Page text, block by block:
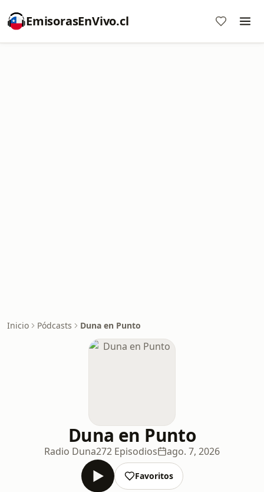
EmisorasEnVivo.cl
Inicio Pódcasts Duna en Punto
Duna en Punto
Radio Duna272 Episodios ago. 7, 2026
Favoritos